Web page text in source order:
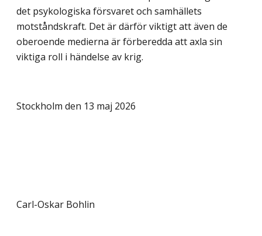
det psykologiska försvaret och samhällets
motståndskraft. Det är därför viktigt att även de
oberoende medierna är förberedda att axla sin
viktiga roll i händelse av krig.
Stockholm den 13 maj 2026
Carl-Oskar Bohlin